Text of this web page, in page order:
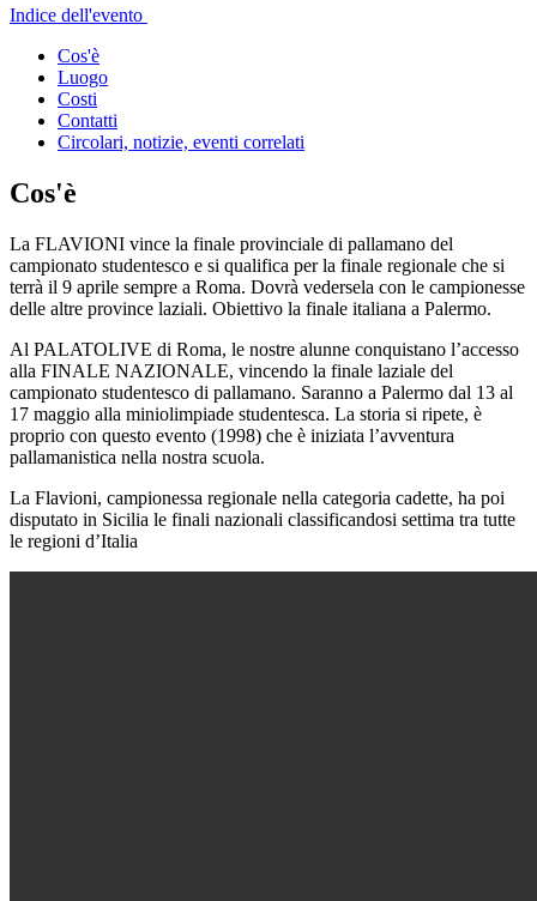
Indice dell'evento
Cos'è
Luogo
Costi
Contatti
Circolari, notizie, eventi correlati
Cos'è
La FLAVIONI vince la finale provinciale di pallamano del
campionato studentesco e si qualifica per la finale regionale che si
terrà il 9 aprile sempre a Roma. Dovrà vedersela con le campionesse
delle altre province laziali. Obiettivo la finale italiana a Palermo.
Al PALATOLIVE di Roma, le nostre alunne conquistano l’accesso
alla FINALE NAZIONALE, vincendo la finale laziale del
campionato studentesco di pallamano. Saranno a Palermo dal 13 al
17 maggio alla miniolimpiade studentesca. La storia si ripete, è
proprio con questo evento (1998) che è iniziata l’avventura
pallamanistica nella nostra scuola.
La Flavioni, campionessa regionale nella categoria cadette, ha poi
disputato in Sicilia le finali nazionali classificandosi settima tra tutte
le regioni d’Italia